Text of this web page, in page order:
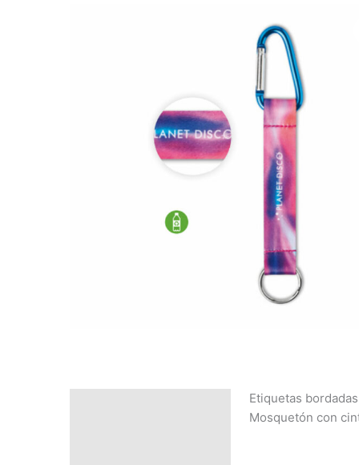
Etiquetas
Mosquetón con